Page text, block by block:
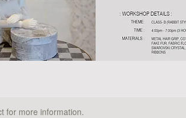
for more information.